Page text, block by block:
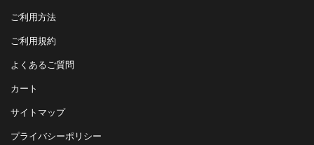
ご利用方法
ご利用規約
よくあるご質問
カート
サイトマップ
プライバシーポリシー